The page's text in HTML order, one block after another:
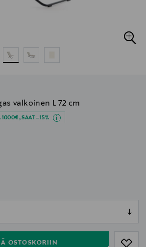
valkoinen L 72 cm
1000€, SAAT –15%
OSTOSKORIIN